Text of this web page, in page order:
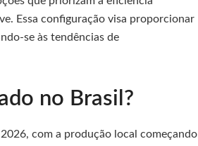
Essa configuração visa proporcionar
se às tendências de
no Brasil?
com a produção local começando